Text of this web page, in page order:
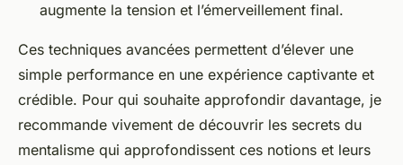
augmente la tension et l’émerveillement final.
Ces techniques avancées permettent d’élever une
simple performance en une expérience captivante et
crédible. Pour qui souhaite approfondir davantage, je
recommande vivement de découvrir les secrets du
mentalisme qui approfondissent ces notions et leurs